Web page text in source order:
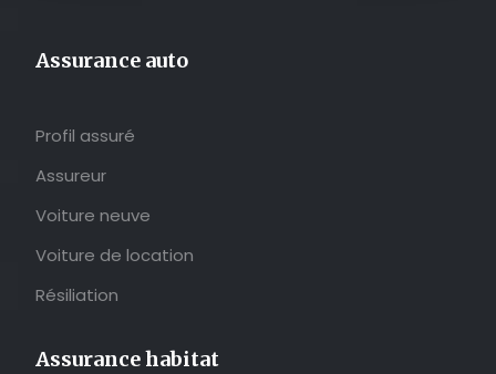
Assurance auto
Profil assuré
Assureur
Voiture neuve
Voiture de location
Résiliation
Assurance habitat